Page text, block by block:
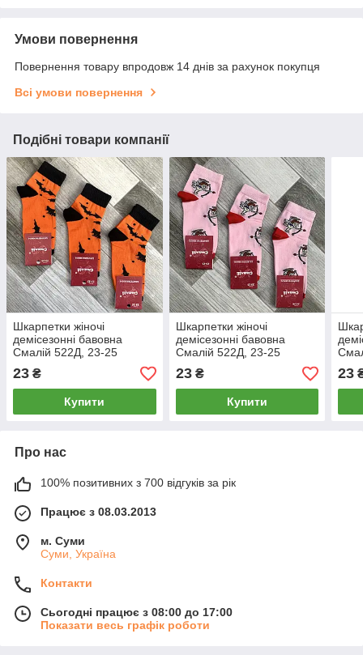
Умови повернення
Повернення товару впродовж 14 днів за рахунок покупця
Всі умови повернення
Подібні товари компанії
Шкарпетки жіночі
демісезонні бавовна
Смалій 522Д, 23-25
розмір, 14028
23 ₴
Купити
Шкарпетки жіночі
демісезонні бавовна
Смалій 522Д, 23-25
розмір, 14027
23₴
Купити
23
Про нас
100% позитивних з 700 відгуків за рік
Працює з 08.03.2013
м. Суми
Суми, Україна
Контакти
Сьогодні працює з 08:00 до 17:00
Показати весь графік роботи